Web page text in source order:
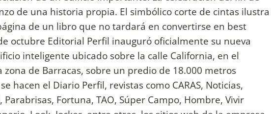
de una historia propia. El simbólico corte de cintas ilustra
de un libro que no tardará en convertirse en best
octubre Editorial Perfil inauguró oficialmente su nueva
inteligente ubicado sobre la calle California, en el
zona de Barracas, sobre un predio de 18.000 metros
hacen el Diario Perfil, revistas como CARAS, Noticias,
Parabrisas, Fortuna, TAO, Súper Campo, Hombre, Vivir